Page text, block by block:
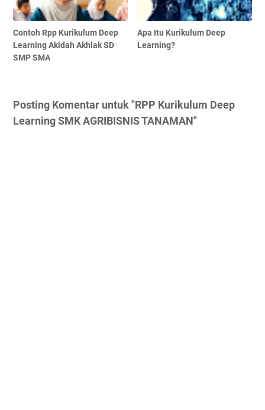
Contoh Rpp Kurikulum Deep
Learning Akidah Akhlak SD
SMP SMA
Apa Itu Kurikulum Deep
Learning?
Posting Komentar untuk "RPP Kurikulum Deep
Learning SMK AGRIBISNIS TANAMAN"